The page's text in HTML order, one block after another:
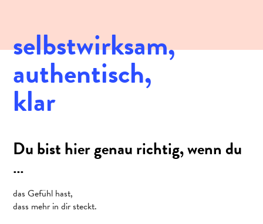
selbstwirksam,
authentisch,
klar
Du bist hier genau richtig, wenn du
…
das Gefühl hast,
dass mehr in dir steckt.